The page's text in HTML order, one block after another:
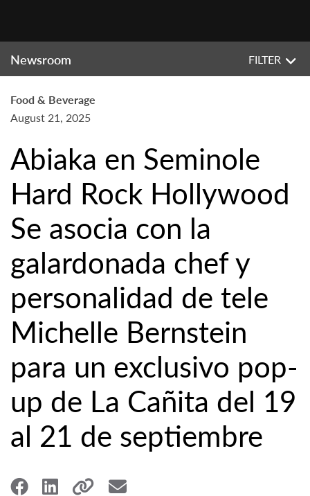
Newsroom FILTER
Food & Beverage
August 21, 2025
Abiaka en Seminole
Hard Rock Hollywood
Se asocia con la
galardonada chef y
personalidad de tele
Michelle Bernstein
para un exclusivo pop-
up de La Cañita del 19
al 21 de septiembre